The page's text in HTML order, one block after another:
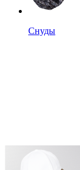
Снуды